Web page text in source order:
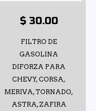
$ 30.00
FILTRO DE
GASOLINA
DIFORZA PARA
CHEVY, CORSA,
MERIVA, TORNADO,
ASTRA, ZAFIRA